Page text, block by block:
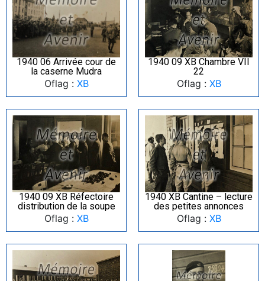
1940 06 Arrivée cour de
la caserne Mudra
Oflag : XB
1940 09 XB Chambre VII
22
Oflag : XB
1940 09 XB Réfectoire
distribution de la soupe
Oflag : XB
1940 XB Cantine – lecture
des petites annonces
Oflag : XB